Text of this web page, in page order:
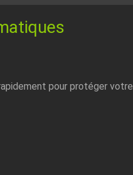
pour protéger votre